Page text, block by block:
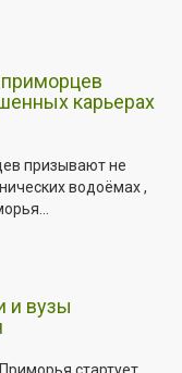
карьерах
призывают не
водоёмах ,
и вузы